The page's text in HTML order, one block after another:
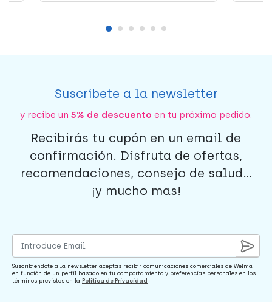
Suscríbete a la newsletter
y recibe un 5% de descuento en tu próximo pedido.
Recibirás tu cupón en un email de
confirmación. Disfruta de ofertas,
recomendaciones, consejo de salud...
¡y mucho mas!
Suscribiéndote a la newsletter aceptas recibir comunicaciones comerciales de Welnia
en función de un perfil basado en tu comportamiento y preferencias personales en los
términos previstos en la Política de Privacidad